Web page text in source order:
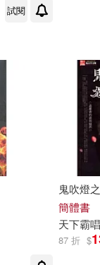
試閱
鬼吹燈
簡體書
天下霸唱
87 折 $